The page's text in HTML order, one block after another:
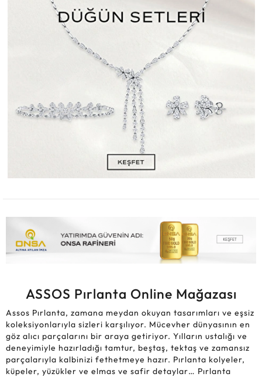
ASSOS Pırlanta Online Mağazası
Assos Pırlanta, zamana meydan okuyan tasarımları ve eşsiz
koleksiyonlarıyla sizleri karşılıyor. Mücevher dünyasının en
göz alıcı parçalarını bir araya getiriyor. Yılların ustalığı ve
deneyimiyle hazırladığı tamtur, beştaş, tektaş ve zamansız
parçalarıyla kalbinizi fethetmeye hazır. Pırlanta kolyeler,
küpeler, yüzükler ve elmas ve safir detaylar… Pırlanta